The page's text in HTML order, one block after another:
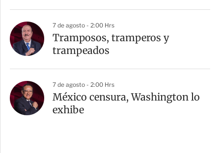
7 de agosto - 2:00 Hrs
Tramposos, tramperos y
trampeados
7 de agosto - 2:00 Hrs
México censura, Washington lo
exhibe